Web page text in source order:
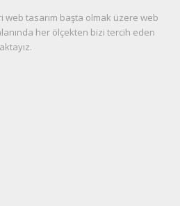
web tasarım başta olmak üzere web
her ölçekten bizi tercih eden